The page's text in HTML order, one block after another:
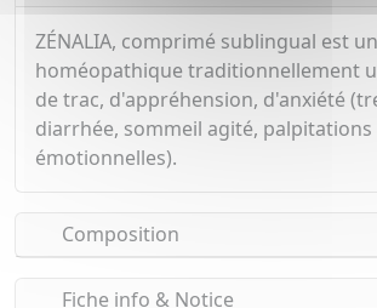
ZÉNALIA, comprimé sublingual est
homéopathique traditionnellement
de trac, d'appréhension, d'anxiété
diarrhée, sommeil agité, palpitations
émotionnelles).
Composition
Fiche info & Notice